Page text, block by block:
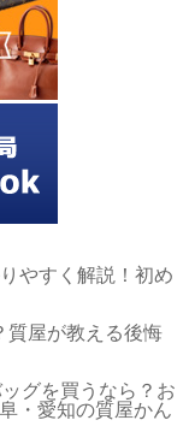
やすく解説！初め
質屋が教える後悔
グを買うなら？お
・愛知の質屋かん